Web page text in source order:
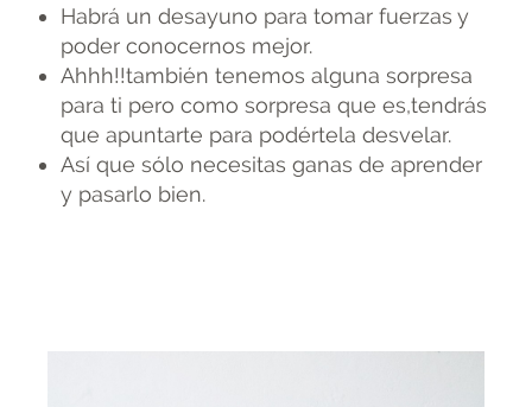
Habrá un desayuno para tomar fuerzas y
poder conocernos mejor.
Ahhh!!también tenemos alguna sorpresa
para ti pero como sorpresa que es,tendrás
que apuntarte para podértela desvelar.
Así que sólo necesitas ganas de aprender
y pasarlo bien.